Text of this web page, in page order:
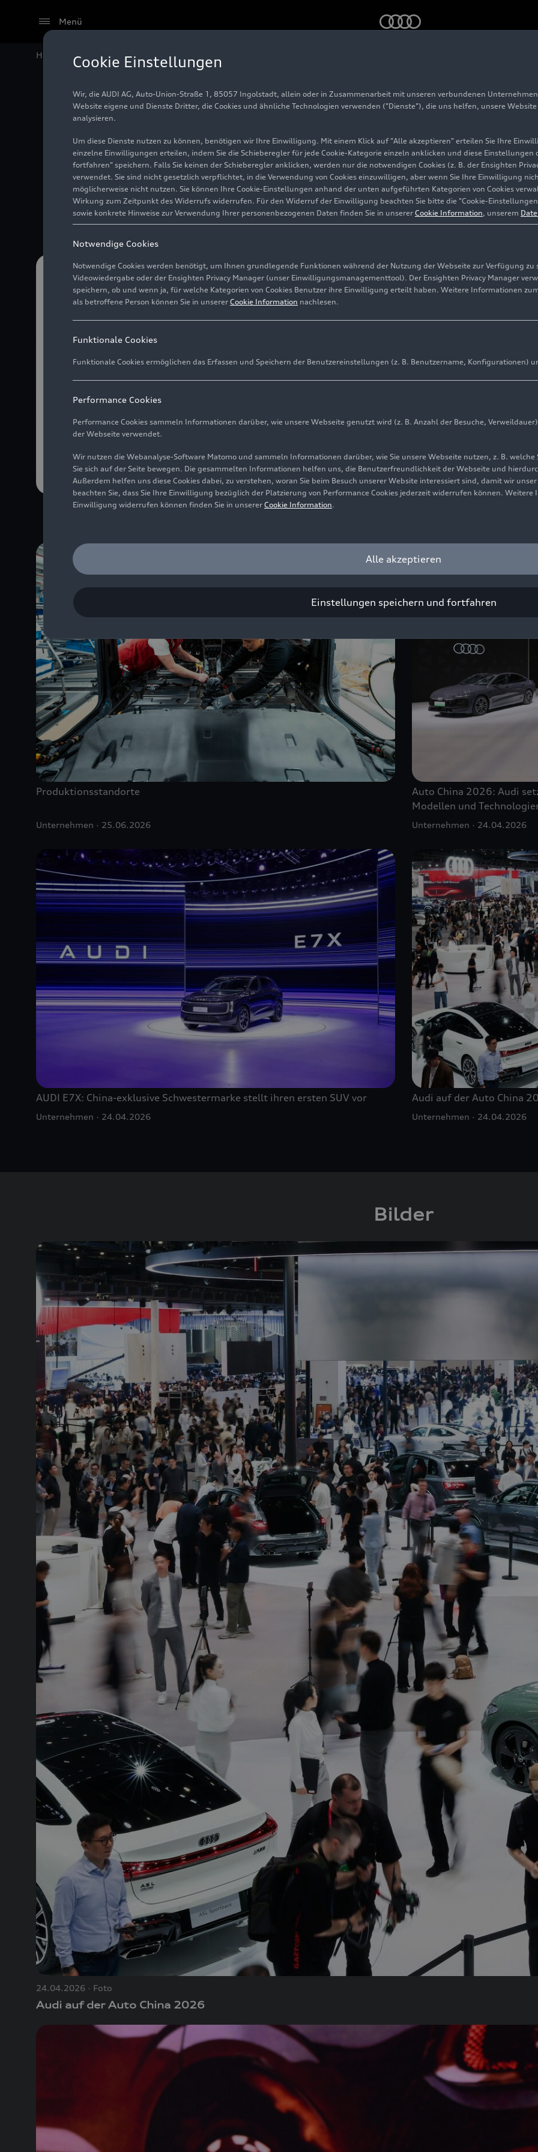
Menü
Home #China
#China
China ist ein strategisch wichtiger Markt für Audi mit eigenen Produktionsstandorten,
278 Inhalte zu diesem Thema
Produktionsstandorte
Unternehmen 25.06.2026
Auto China 2026: Audi
Modellen und
Unternehmen 24.04.2026
AUDI E7X: China-exklusive Schwestermarke stellt ihren ersten SUV vor
Unternehmen 24.04.2026
Audi auf der Auto China
Unternehmen 24.04.2026
Bilder
24.04.2026 Foto
Audi auf der Auto China 2026
Cookie Einstellungen
Wir, die AUDI AG, Auto-Union-Straße 1, 85057 Ingolstadt, allein oder in Zusammenarbeit mit unseren verbundenen
Website eigene und Dienste Dritter, die Cookies und ähnliche Technologien verwenden ("Dienste"), die uns helfen, unsere
analysieren.
Um diese Dienste nutzen zu können, benötigen wir Ihre Einwilligung. Mit einem Klick auf "Alle akzeptieren" erteilen Sie Ihre
einzelne Einwilligungen erteilen, indem Sie die Schieberegler für jede Cookie-Kategorie einzeln anklicken und diese
fortfahren" speichern. Falls Sie keinen der Schieberegler anklicken, werden nur die notwendigen Cookies (z. B. der Ensighten
verwendet. Sie sind nicht gesetzlich verpflichtet, in die Verwendung von Cookies einzuwilligen, aber wenn Sie Ihre Einwilligung
möglicherweise nicht nutzen. Sie können Ihre Cookie-Einstellungen anhand der unten aufgeführten Kategorien von Cookies
Wirkung zum Zeitpunkt des Widerrufs widerrufen. Für den Widerruf der Einwilligung beachten Sie bitte die "Cookie-
sowie konkrete Hinweise zur Verwendung Ihrer personenbezogenen Daten finden Sie in unserer Cookie Information, unserem
Notwendige Cookies
Notwendige Cookies werden benötigt, um Ihnen grundlegende Funktionen während der Nutzung der Webseite zur Verfügung
Videowiedergabe oder der Ensighten Privacy Manager (unser Einwilligungsmanagementtool). Der Ensighten Privacy Manager
speichern, ob und wenn ja, für welche Kategorien von Cookies Benutzer ihre Einwilligung erteilt haben. Weitere Informationen
als betroffene Person können Sie in unserer Cookie Information nachlesen.
Funktionale Cookies
Funktionale Cookies ermöglichen das Erfassen und Speichern der Benutzereinstellungen (z. B. Benutzername, Konfigurationen)
Performance Cookies
Performance Cookies sammeln Informationen darüber, wie unsere Webseite genutzt wird (z. B. Anzahl der Besuche,
der Webseite verwendet.
Wir nutzen die Webanalyse-Software Matomo und sammeln Informationen darüber, wie Sie unsere Webseite nutzen, z. B. welche
Sie sich auf der Seite bewegen. Die gesammelten Informationen helfen uns, die Benutzerfreundlichkeit der Webseite und
Außerdem helfen uns diese Cookies dabei, zu verstehen, woran Sie beim Besuch unserer Website interessiert sind, damit wir
beachten Sie, dass Sie Ihre Einwilligung bezüglich der Platzierung von Performance Cookies jederzeit widerrufen können.
Einwilligung widerrufen können finden Sie in unserer Cookie Information.
Alle akzeptieren
Einstellungen speichern und fortfahren